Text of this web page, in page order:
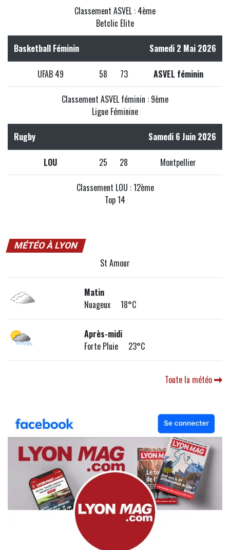
Classement ASVEL : 4ème
Betclic Elite
Basketball Féminin Samedi 2 Mai 2026
UFAB 49 58 73 ASVEL féminin
Classement ASVEL féminin : 9ème
Ligue Féminine
Rugby Samedi 6 Juin 2026
LOU 25 28 Montpellier
Classement LOU : 12ème
Top 14
MÉTÉO À LYON
St Amour
Matin
Nuageux 18°C
Après-midi
Forte Pluie 23°C
Toute la météo